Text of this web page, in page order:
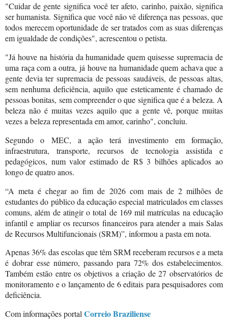
"Cuidar de gente significa você ter afeto, carinho, paixão, significa
ser humanista. Significa que você não vê diferença nas pessoas, que
todos merecem oportunidade de ser tratados com as suas diferenças
em igualdade de condições", acrescentou o petista.
"Já houve na história da humanidade quem quisesse supremacia de
uma raça com a outra, já houve na humanidade quem achava que a
gente devia ter supremacia de pessoas saudáveis, de pessoas altas,
sem nenhuma deficiência, aquilo que esteticamente é chamado de
pessoas bonitas, sem compreender o que significa que é a beleza. A
beleza não é muitas vezes aquilo que a gente vê, porque muitas
vezes a beleza representada em amor, carinho", concluiu.
Segundo o MEC, a ação terá investimento em formação,
infraestrutura, transporte, recursos de tecnologia assistida e
pedagógicos, num valor estimado de R$ 3 bilhões aplicados ao
longo de quatro anos.
“A meta é chegar ao fim de 2026 com mais de 2 milhões de
estudantes do público da educação especial matriculados em classes
comuns, além de atingir o total de 169 mil matrículas na educação
infantil e ampliar os recursos financeiros para atender a mais Salas
de Recursos Multifuncionais (SRM)”, informou a pasta em nota.
Apenas 36% das escolas que têm SRM receberam recursos e a meta
é dobrar esse número, passando para 72% dos estabelecimentos.
Também estão entre os objetivos a criação de 27 observatórios de
monitoramento e o lançamento de 6 editais para pesquisadores com
deficiência.
Com informações portalCorreio Braziliense